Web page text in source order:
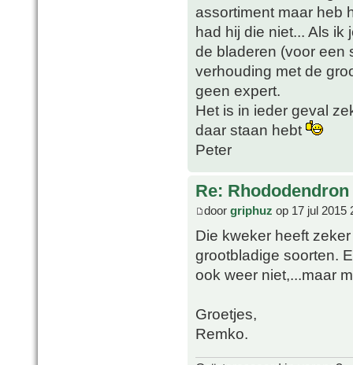
assortiment maar heb
had hij die niet... Als ik
de bladeren (voor een
verhouding met de
geen expert.
Het is in ieder geval
daar staan hebt
Peter
Re:
door griphuz op 17 jul 2015
Die kweker heeft
grootbladige soorten.
ook weer niet,...maar
Groetjes,
Remko.